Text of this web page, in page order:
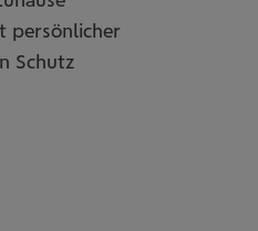
persönlicher
Schutz